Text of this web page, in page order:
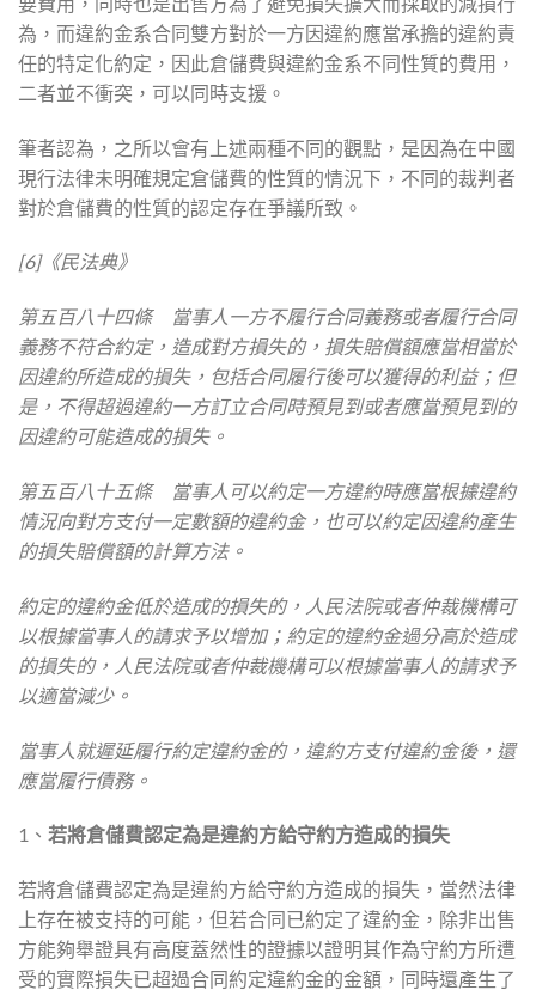
為，而違約金系合同雙方對於一方因違約應當承擔的違約責
任的特定化約定，因此倉儲費與違約金系不同性質的費用，
二者並不衝突，可以同時支援。
筆者認為，之所以會有上述兩種不同的觀點，是因為在中國
現行法律未明確規定倉儲費的性質的情況下，不同的裁判者
對於倉儲費的性質的認定存在爭議所致。
[6]《民法典》
第五百八十四條 當事人一方不履行合同義務或者履行合同
義務不符合約定，造成對方損失的，損失賠償額應當相當於
因違約所造成的損失，包括合同履行後可以獲得的利益；但
是，不得超過違約一方訂立合同時預見到或者應當預見到的
因違約可能造成的損失。
第五百八十五條 當事人可以約定一方違約時應當根據違約
情況向對方支付一定數額的違約金，也可以約定因違約產生
的損失賠償額的計算方法。
約定的違約金低於造成的損失的，人民法院或者仲裁機構可
以根據當事人的請求予以增加；約定的違約金過分高於造成
的損失的，人民法院或者仲裁機構可以根據當事人的請求予
以適當減少。
當事人就遲延履行約定違約金的，違約方支付違約金後，還
應當履行債務。
1、 若將倉儲費認定為是違約方給守約方造成的損失
若將倉儲費認定為是違約方給守約方造成的損失，當然法律
上存在被支持的可能，但若合同已約定了違約金，除非出售
方能夠舉證具有高度蓋然性的證據以證明其作為守約方所遭
受的實際損失已超過合同約定違約金的金額，同時還產生了